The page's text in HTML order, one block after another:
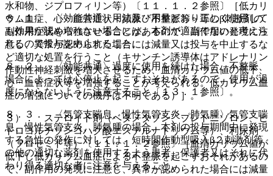
水和物、ジプロフィリン等）〔１１．１．２参照〕［低カリ
ウム血症、心・血管症状＜頻脈・不整脈等＞等のβ刺激剤の
副作用症状を増強させることがあるので、副作用の発現に注
意し、異常が認められた場合には減量又は投与を中止するな
ど適切な処置を行うこと（キサンチン誘導体はアドレナリン
作動性神経刺激を増大させるため、血清カリウム値の低下、
心・血管症状等を増強することが考えられる。低カリウム血
症の増強についての機序は不明である）］。
３）． ステロイド剤（ベタメタゾン、プレドニゾロン、ヒ
ドロコルチゾンコハク酸エステルナトリウム等）、利尿剤
（フロセミド等）〔１１．１．２参照〕［血清カリウム値が
低下し低カリウム血症による不整脈を起こすおそれがあるの
で、副作用の発現に注意し、異常が認められた場合には減量
８．１． 〈効能共通〉用法及び用量どおり正しく使用して
も効果が認められない場合には、本剤が適当でないと考えら
れるので投与を中止すること。
８．２． 〈効能共通〉過度に使用を続けた場合、不整脈、
場合によっては心停止を起こすおそれがあるので、使用が過
度にならないように注意すること〔１３．１参照〕。
８．３． 〈気管支喘息、慢性気管支炎、肺気腫〉気管支喘
息、慢性気管支炎、肺気腫の場合、本剤の投与期間中に発現
する急性の発作に対しては、短時間作動型吸入β２刺激剤等
の他の適切な薬剤を使用するよう患者、保護者又はそれに代
わり得る適切な者に注意を与えること。